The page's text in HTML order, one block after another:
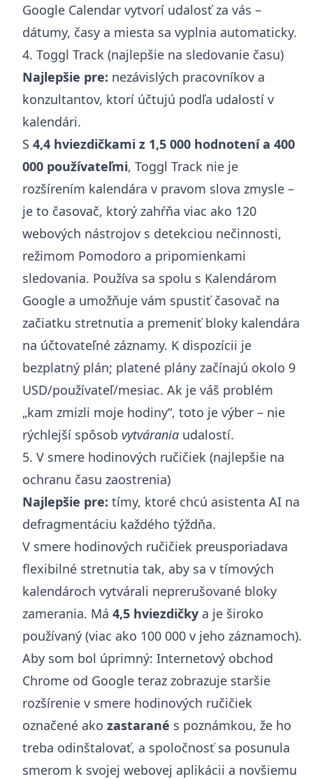
Google Calendar vytvorí udalosť za vás –
dátumy, časy a miesta sa vyplnia automaticky.
4. Toggl Track (najlepšie na sledovanie času)
Najlepšie pre: nezávislých pracovníkov a
konzultantov, ktorí účtujú podľa udalostí v
kalendári.
S 4,4 hviezdičkami z 1,5 000 hodnotení a 400
000 používateľmi, Toggl Track nie je
rozšírením kalendára v pravom slova zmysle –
je to časovač, ktorý zahŕňa viac ako 120
webových nástrojov s detekciou nečinnosti,
režimom Pomodoro a pripomienkami
sledovania. Používa sa spolu s Kalendárom
Google a umožňuje vám spustiť časovač na
začiatku stretnutia a premeniť bloky kalendára
na účtovateľné záznamy. K dispozícii je
bezplatný plán; platené plány začínajú okolo 9
USD/používateľ/mesiac. Ak je váš problém
„kam zmizli moje hodiny“, toto je výber – nie
rýchlejší spôsob vytvárania udalostí.
5. V smere hodinových ručičiek (najlepšie na
ochranu času zaostrenia)
Najlepšie pre: tímy, ktoré chcú asistenta AI na
defragmentáciu každého týždňa.
V smere hodinových ručičiek preusporiadava
flexibilné stretnutia tak, aby sa v tímových
kalendároch vytvárali neprerušované bloky
zamerania. Má 4,5 hviezdičky a je široko
používaný (viac ako 100 000 v jeho záznamoch).
Aby som bol úprimný: Internetový obchod
Chrome od Google teraz zobrazuje staršie
rozšírenie v smere hodinových ručičiek
označené ako zastarané s poznámkou, že ho
treba odinštalovať, a spoločnosť sa posunula
smerom k svojej webovej aplikácii a novšiemu